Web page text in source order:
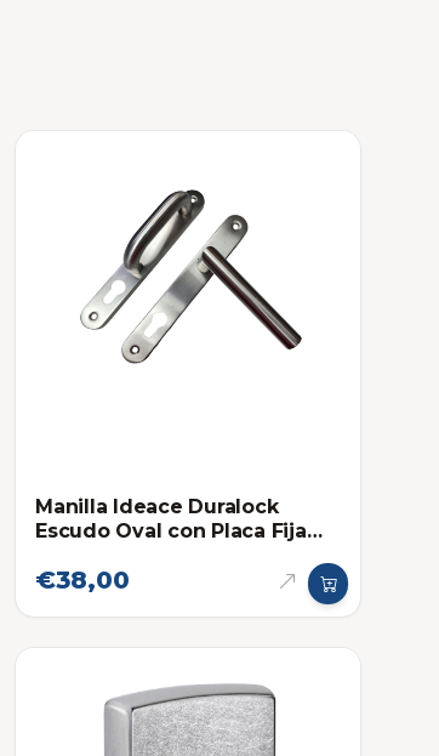
Manilla Ideace Duralock
Escudo Oval con Placa Fija
€38,00